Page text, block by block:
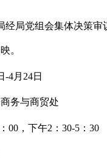
经局党组会集体决策
。
-4月24日
务与商贸处
00，下午2：30-5：30